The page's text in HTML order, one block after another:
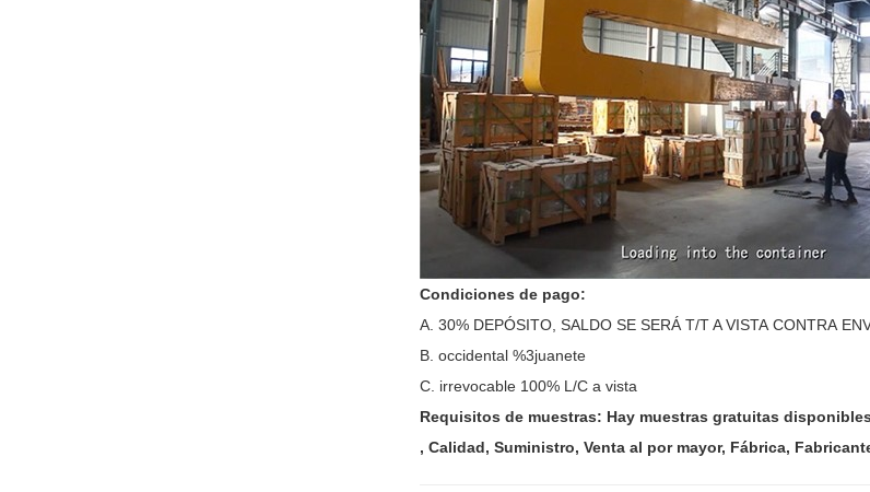
Condiciones de pago:
A. 30% DEPÓSITO, SALDO SE SERÁ T/T A VISTA CONTRA
B. occidental %3juanete
C. irrevocable 100% L/C a vista
Requisitos de muestras: Hay muestras gratuitas disponibles
, Calidad, Suministro, Venta al por mayor, Fábrica,